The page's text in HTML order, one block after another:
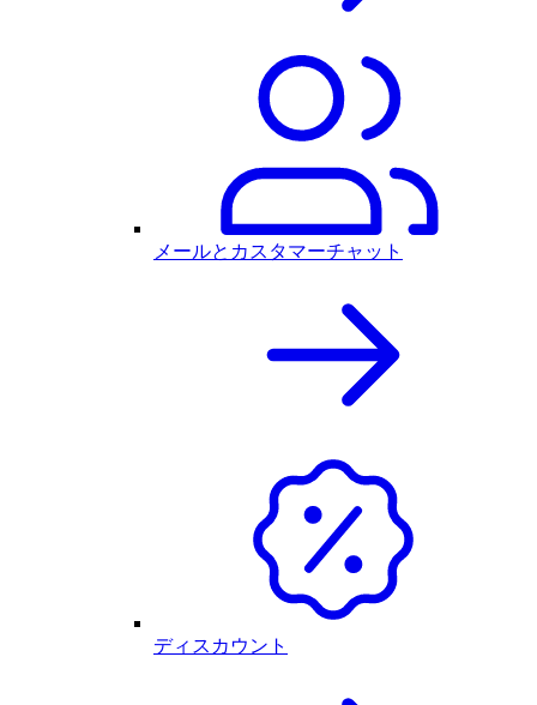
メールとカスタマーチャット
ディスカウント